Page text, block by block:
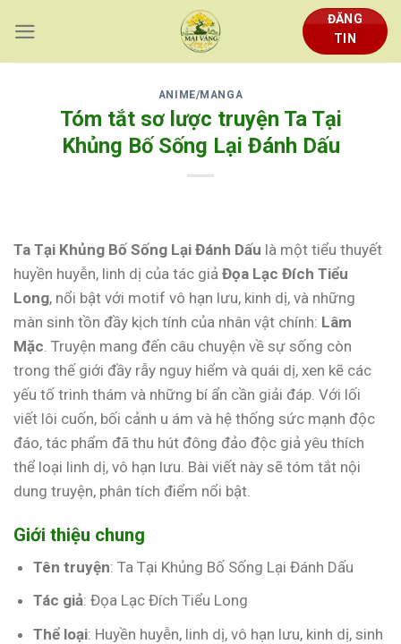
content
ĐĂNG
TIN
ANIME/MANGA
Tóm tắt sơ lược truyện Ta Tại
Khủng Bố Sống Lại Đánh Dấu
Ta Tại Khủng Bố Sống Lại Đánh Dấu là một tiểu thuyết
huyền huyễn, linh dị của tác giả Đọa Lạc Đích Tiểu
Long, nổi bật với motif vô hạn lưu, kinh dị, và những
màn sinh tồn đầy kịch tính của nhân vật chính: Lâm
Mặc . Truyện mang đến câu chuyện về sự sống còn
trong thế giới đầy rẫy nguy hiểm và quái dị, xen kẽ các
yếu tố trinh thám và những bí ẩn cần giải đáp. Với lối
viết lôi cuốn, bối cảnh u ám và hệ thống sức mạnh độc
đáo, tác phẩm đã thu hút đông đảo độc giả yêu thích
thể loại linh dị, vô hạn lưu. Bài viết này sẽ tóm tắt nội
dung truyện, phân tích điểm nổi bật.
Giới thiệu chung
Tên truyện: Ta Tại Khủng Bố Sống Lại Đánh Dấu
Tác giả: Đọa Lạc Đích Tiểu Long
Thể loại: Huyền huyễn, linh dị, vô hạn lưu, kinh dị, sinh